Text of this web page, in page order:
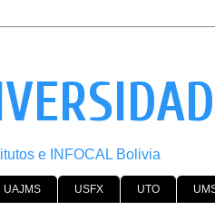
e INFOCAL Bolivia
UAJMS USFX UTO